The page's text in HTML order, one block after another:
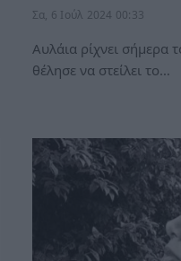
Σα, 6 Ιούλ 2024 00:33
Αυλάια ρίχνει σήμερα
θέλησε να στείλει το…